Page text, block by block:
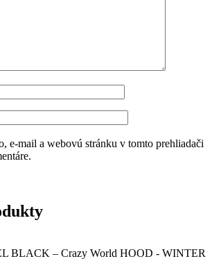
e-mail a webovú stránku v tomto prehliadači